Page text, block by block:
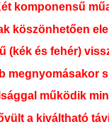
komponensű
köszönhetően
(kék és fehér)
megnyomásakor
működik
a kiváltható